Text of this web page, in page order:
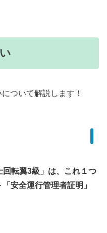
ついて解説します！
回転翼3級」は、これ１つ
安全運行管理者証明」